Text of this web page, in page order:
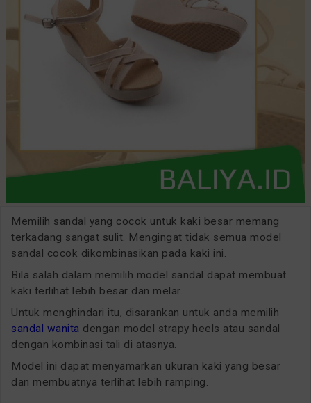
Memilih sandal yang cocok untuk kaki besar memang
terkadang sangat sulit. Mengingat tidak semua model
sandal cocok dikombinasikan pada kaki ini.
Bila salah dalam memilih model sandal dapat membuat
kaki terlihat lebih besar dan melar.
Untuk menghindari itu, disarankan untuk anda memilih
sandal wanita dengan model strapy heels atau sandal
dengan kombinasi tali di atasnya.
Model ini dapat menyamarkan ukuran kaki yang besar
dan membuatnya terlihat lebih ramping.